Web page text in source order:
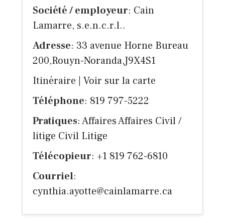
Société / employeur: Cain
Lamarre, s.e.n.c.r.l..
Adresse: 33 avenue Horne Bureau
200,Rouyn-Noranda,J9X4S1
Itinéraire
Voir sur la carte
Téléphone: 819 797-5222
Pratiques: Affaires Affaires Civil /
litige Civil Litige
Télécopieur: +1 819 762-6810
Courriel:
cynthia.ayotte@cainlamarre.ca